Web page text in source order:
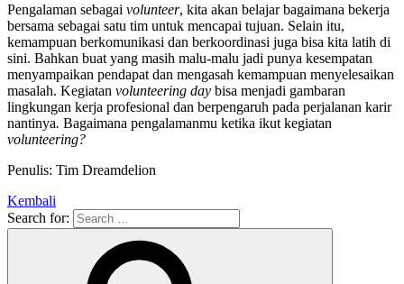
Pengalaman sebagai volunteer, kita akan belajar bagaimana bekerja
bersama sebagai satu tim untuk mencapai tujuan. Selain itu,
kemampuan berkomunikasi dan berkoordinasi juga bisa kita latih di
sini. Bahkan buat yang masih malu-malu jadi punya kesempatan
menyampaikan pendapat dan mengasah kemampuan menyelesaikan
masalah. Kegiatan volunteering day bisa menjadi gambaran
lingkungan kerja profesional dan berpengaruh pada perjalanan karir
nantinya. Bagaimana pengalamanmu ketika ikut kegiatan
volunteering?
Penulis: Tim Dreamdelion
Kembali
Search for: